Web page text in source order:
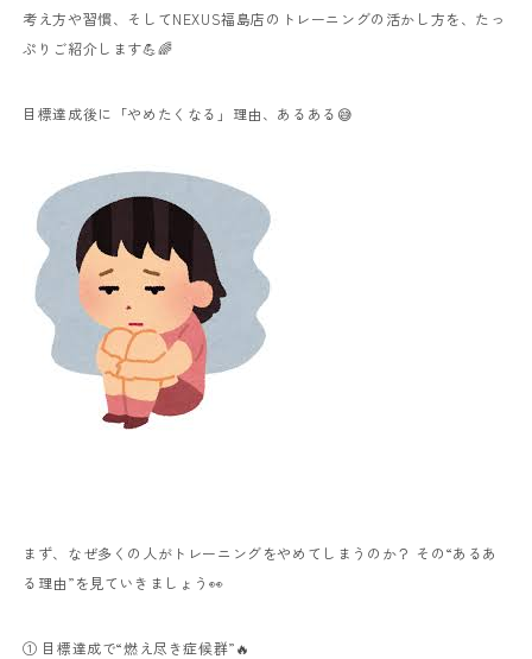
考え方や習慣、そしてNEXUS福島店のトレーニングの活かし方を、たっ
ぷりご紹介します💪🌈
目標達成後に「やめたくなる」理由、あるある😅
まず、なぜ多くの人がトレーニングをやめてしまうのか？ その“あるあ
る理由”を見ていきましょう👀
① 目標達成で“燃え尽き症候群”🔥